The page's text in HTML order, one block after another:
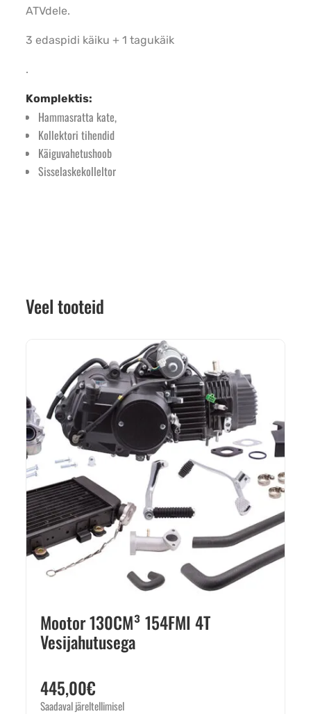
ATVdele.
3 edaspidi käiku + 1 tagukäik
.
Komplektis:
Hammasratta kate,
Kollektori tihendid
Käiguvahetushoob
Sisselaskekolleltor
Veel tooteid
Mootor 130CM³ 154FMI 4T
Vesijahutusega
445,00€
Saadaval järeltellimisel